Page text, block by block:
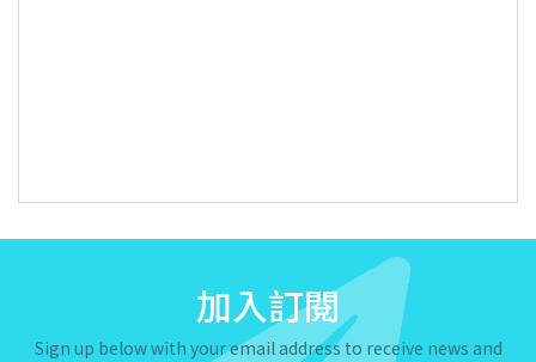
加入訂閱
Sign up below with your email address to receive news and